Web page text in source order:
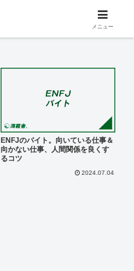
ENFJのバイト。向いている仕事＆
向かない仕事、人間関係を良くす
るコツ
2024.07.04
メニュー